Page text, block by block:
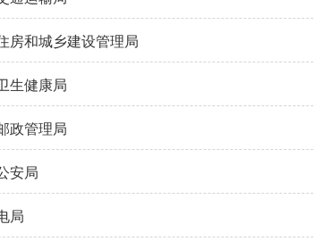
房和城乡建设管理局
生健康局
政管理局
安局
局